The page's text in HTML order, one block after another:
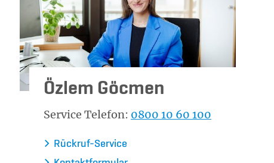
Özlem Göcmen
Service Telefon: 0800 10 60 100
Rückruf-Service